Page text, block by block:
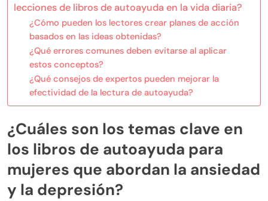
lecciones de libros de autoayuda en la vida diaria?
¿Cómo pueden los lectores crear planes de acción
basados en las ideas obtenidas?
¿Qué errores comunes deben evitarse al aplicar
estos conceptos?
¿Qué consejos de expertos pueden mejorar la
efectividad de la lectura de autoayuda?
¿Cuáles son los temas clave en
los libros de autoayuda para
mujeres que abordan la ansiedad
y la depresión?